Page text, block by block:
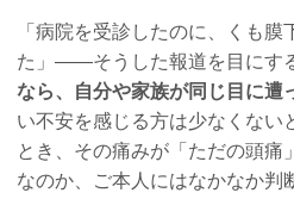
「病院を受診したのに、くも
た」――そうした報道を目にす
なら、自分や家族が同じ目に遭
い不安を感じる方は少なくない
とき、その痛みが「ただの頭痛
なのか、ご本人にはなかなか判